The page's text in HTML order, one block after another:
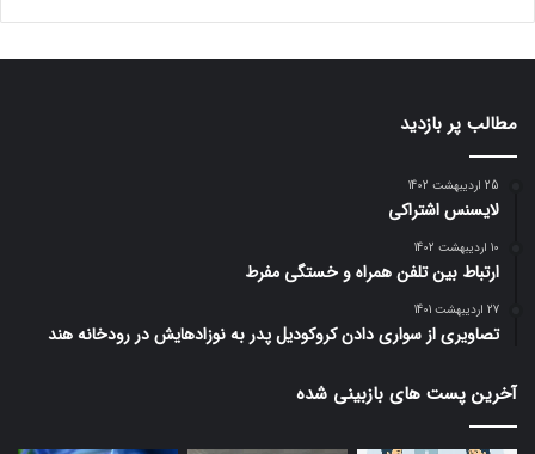
مطالب پر بازدید
25 اردیبهشت 1402
لایسنس اشتراکی
10 اردیبهشت 1402
ارتباط بین تلفن همراه و خستگی مفرط
27 اردیبهشت 1401
تصاویری از سواری دادن کروکودیل پدر به نوزادهایش در رودخانه هند
آخرین پست های بازبینی شده